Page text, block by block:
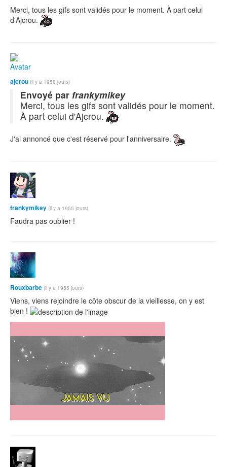
Merci, tous les gifs sont validés pour le moment. À part celui
d'Ajcrou.
ajcrou (il y a 1956 jours)
Envoyé par frankymikey
Merci, tous les gifs sont validés pour le moment.
À part celui d'Ajcrou.
J'ai annoncé que c'est réservé pour l'anniversaire.
frankymikey (il y a 1955 jours)
Faudra pas oublier !
Rouxbarbe (il y a 1955 jours)
Viens, viens rejoindre le côte obscur de la vieillesse, on y est
bien !